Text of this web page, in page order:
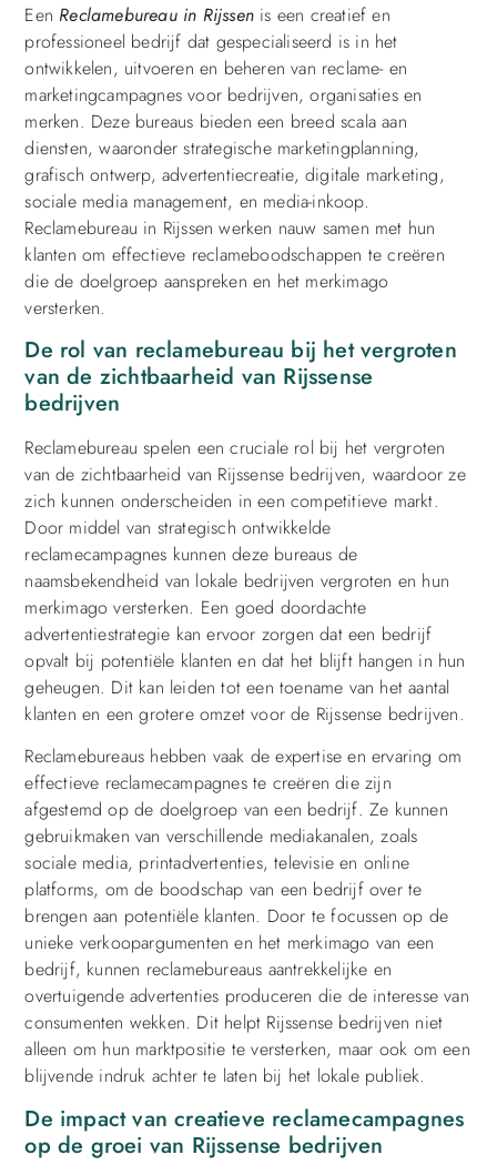
Een Reclamebureau in Rijssen is een creatief en
professioneel bedrijf dat gespecialiseerd is in het
ontwikkelen, uitvoeren en beheren van reclame- en
marketingcampagnes voor bedrijven, organisaties en
merken. Deze bureaus bieden een breed scala aan
diensten, waaronder strategische marketingplanning,
grafisch ontwerp, advertentiecreatie, digitale marketing,
sociale media management, en media-inkoop.
Reclamebureau in Rijssen werken nauw samen met hun
klanten om effectieve reclameboodschappen te creëren
die de doelgroep aanspreken en het merkimago
versterken.
De rol van reclamebureau bij het vergroten
van de zichtbaarheid van Rijssense
bedrijven
Reclamebureau spelen een cruciale rol bij het vergroten
van de zichtbaarheid van Rijssense bedrijven, waardoor ze
zich kunnen onderscheiden in een competitieve markt.
Door middel van strategisch ontwikkelde
reclamecampagnes kunnen deze bureaus de
naamsbekendheid van lokale bedrijven vergroten en hun
merkimago versterken. Een goed doordachte
advertentiestrategie kan ervoor zorgen dat een bedrijf
opvalt bij potentiële klanten en dat het blijft hangen in hun
geheugen. Dit kan leiden tot een toename van het aantal
klanten en een grotere omzet voor de Rijssense bedrijven.
Reclamebureaus hebben vaak de expertise en ervaring om
effectieve reclamecampagnes te creëren die zijn
afgestemd op de doelgroep van een bedrijf. Ze kunnen
gebruikmaken van verschillende mediakanalen, zoals
sociale media, printadvertenties, televisie en online
platforms, om de boodschap van een bedrijf over te
brengen aan potentiële klanten. Door te focussen op de
unieke verkoopargumenten en het merkimago van een
bedrijf, kunnen reclamebureaus aantrekkelijke en
overtuigende advertenties produceren die de interesse van
consumenten wekken. Dit helpt Rijssense bedrijven niet
alleen om hun marktpositie te versterken, maar ook om een
blijvende indruk achter te laten bij het lokale publiek.
De impact van creatieve reclamecampagnes
op de groei van Rijssense bedrijven